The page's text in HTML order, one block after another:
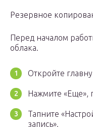
Резервное
Перед началом
облака.
Откройте
Нажмите «Еще»,
Тапните
запись».